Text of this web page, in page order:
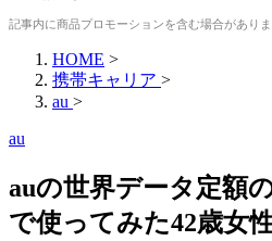
記事内に商品プロモーションを含む場合があり
HOME >
携帯キャリア >
au >
au
auの世界データ定額
で使ってみた42歳女